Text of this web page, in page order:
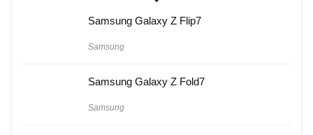
Samsung Galaxy Z Flip7
Samsung
Samsung Galaxy Z Fold7
Samsung